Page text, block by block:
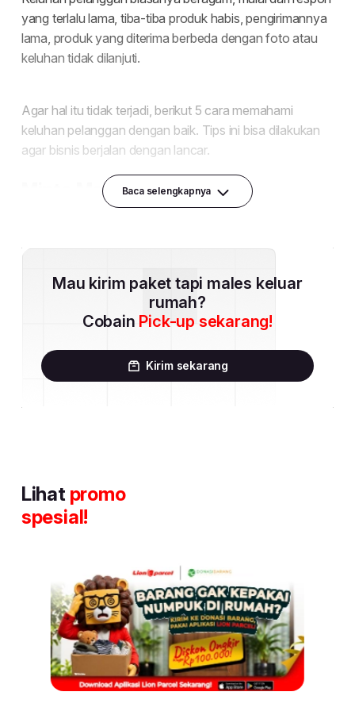
Baca selengkapnya
Mau kirim paket tapi males keluar
rumah?
Cobain Pick-up sekarang!
Kirim sekarang
Lihat promo
spesial!